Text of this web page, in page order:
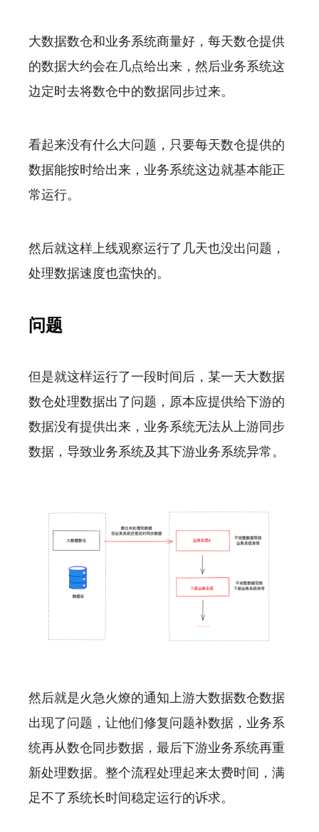
大数据数仓和业务系统商量好，每天数仓提供
的数据大约会在几点给出来，然后业务系统这
边定时去将数仓中的数据同步过来。
看起来没有什么大问题，只要每天数仓提供的
数据能按时给出来，业务系统这边就基本能正
常运行。
然后就这样上线观察运行了几天也没出问题，
处理数据速度也蛮快的。
问题
但是就这样运行了一段时间后，某一天大数据
数仓处理数据出了问题，原本应提供给下游的
数据没有提供出来，业务系统无法从上游同步
数据，导致业务系统及其下游业务系统异常。
然后就是火急火燎的通知上游大数据数仓数据
出现了问题，让他们修复问题补数据，业务系
统再从数仓同步数据，最后下游业务系统再重
新处理数据。整个流程处理起来太费时间，满
足不了系统长时间稳定运行的诉求。